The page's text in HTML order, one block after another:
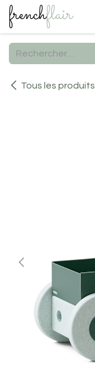
Se rendre au contenu
Tous les produits